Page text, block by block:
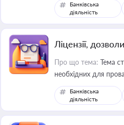
Банківська
діяльність
Ліцензії, дозволи
Про що тема: Тема
необхідних для
Банківська
діяльність